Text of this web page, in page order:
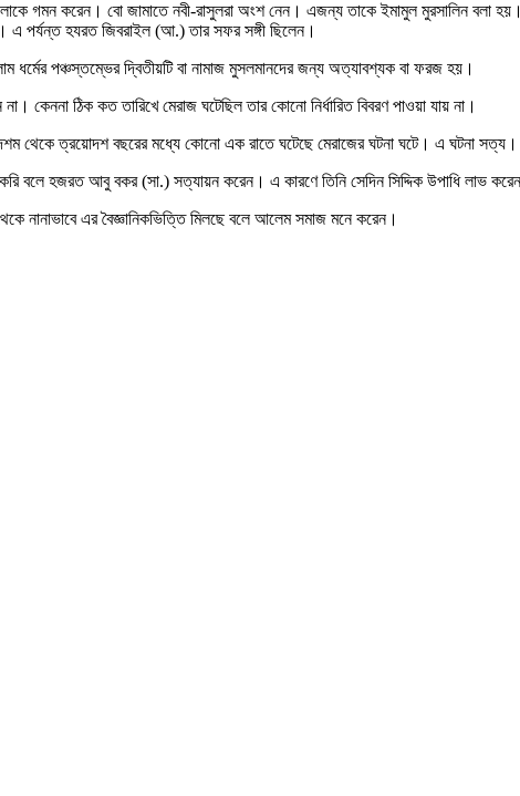
গমন করেন। বো জামাতে নবী-রাসুলরা অংশ নেন। এজন্য তাকে ইমামুল মুরসালিন বলা
এ পর্যন্ত হযরত জিবরাইল (আ.) তার সফর সঙ্গী ছিলেন।
ধর্মের পঞ্চস্তম্ভের দ্বিতীয়টি বা নামাজ মুসলমানদের জন্য অত্যাবশ্যক বা ফরজ হয়।
কেননা ঠিক কত তারিখে মেরাজ ঘটেছিল তার কোনো নির্ধারিত বিবরণ পাওয়া যায় না।
থেকে ত্রয়োদশ বছরের মধ্যে কোনো এক রাতে ঘটেছে মেরাজের ঘটনা ঘটে। এ ঘটনা সত্য।
বলে হজরত আবু বকর (সা.) সত্যায়ন করেন। এ কারণে তিনি সেদিন সিদ্দিক উপাধি লাভ
নানাভাবে এর বৈজ্ঞানিকভিত্তি মিলছে বলে আলেম সমাজ মনে করেন।